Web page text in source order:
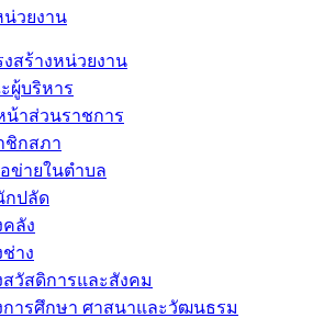
น่วยงาน
งสร้างหน่วยงาน
ผู้บริหาร
น้าส่วนราชการ
ชิกสภา
อข่ายในตำบล
กปลัด
คลัง
าง
สวัสดิการและสังคม
การศึกษา ศาสนาและวัฒนธรม